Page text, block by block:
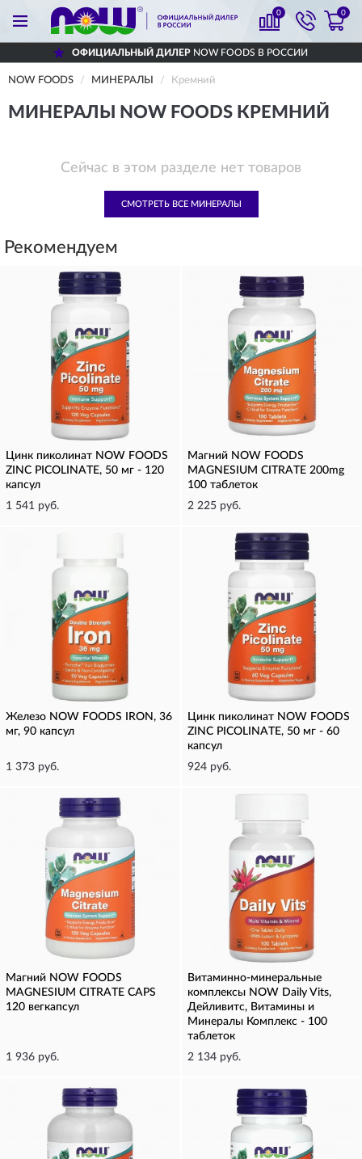
0 0
ОФИЦИАЛЬНЫЙ ДИЛЕРNOW FOODS В РОССИИ
NOW FOODS МИНЕРАЛЫ Кремний
МИНЕРАЛЫ NOW FOODS КРЕМНИЙ
Сейчас в этом разделе нет товаров
СМОТРЕТЬ ВСЕ МИНЕРАЛЫ
Рекомендуем
Цинк пиколинат NOW FOODS
ZINC PICOLINATE, 50 мг - 120
капсул
1 541 руб.
Магний NOW FOODS
MAGNESIUM CITRATE 200mg
100 таблеток
2 225 руб.
Железо NOW FOODS IRON, 36
мг, 90 капсул
1 373 руб.
Цинк пиколинат NOW FOODS
ZINC PICOLINATE, 50 мг - 60
капсул
924 руб.
Магний NOW FOODS
MAGNESIUM CITRATE CAPS
120 вегкапсул
1 936 руб.
Витаминно-минеральные
комплексы NOW Daily Vits,
Дейливитс, Витамины и
Минералы Комплекс - 100
таблеток
2 134 руб.